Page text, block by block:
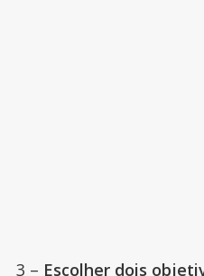
3 – Escolher dois